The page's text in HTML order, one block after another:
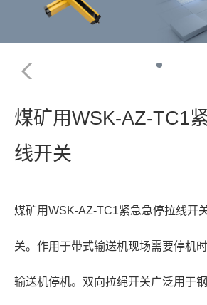
煤矿用WSK-AZ-TC1
线开关
煤矿用WSK-AZ-TC1紧急急停拉线开
关。作用于带式输送机现场需要停机
输送机停机。双向拉绳开关广泛用于